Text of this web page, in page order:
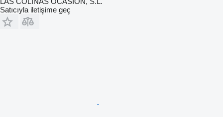
Satıcıyla iletişime geç